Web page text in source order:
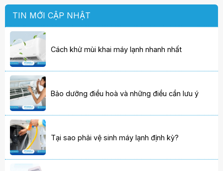
TIN MỚI CẬP NHẬT
Cách khử mùi khai máy lạnh nhanh nhất
Bảo dưỡng điều hoà và những điều cần lưu ý
Tại sao phải vệ sinh máy lạnh định kỳ?